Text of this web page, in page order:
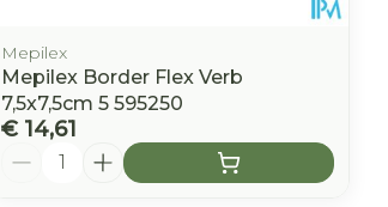
Mepilex
Mepilex Border Flex Verb
7,5x7,5cm 5 595250
€ 14,61
Aantal